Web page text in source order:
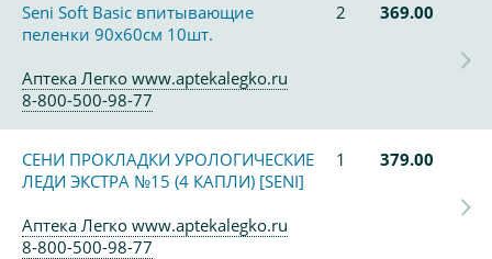
Seni Soft Basic впитывающие
пеленки 90х60см 10шт.
2 369.00
Аптека Легко www.aptekalegko.ru
8-800-500-98-77
СЕНИ ПРОКЛАДКИ УРОЛОГИЧЕСКИЕ
ЛЕДИ ЭКСТРА №15 (4 КАПЛИ) [SENI]
1 379.00
Аптека Легко www.aptekalegko.ru
8-800-500-98-77